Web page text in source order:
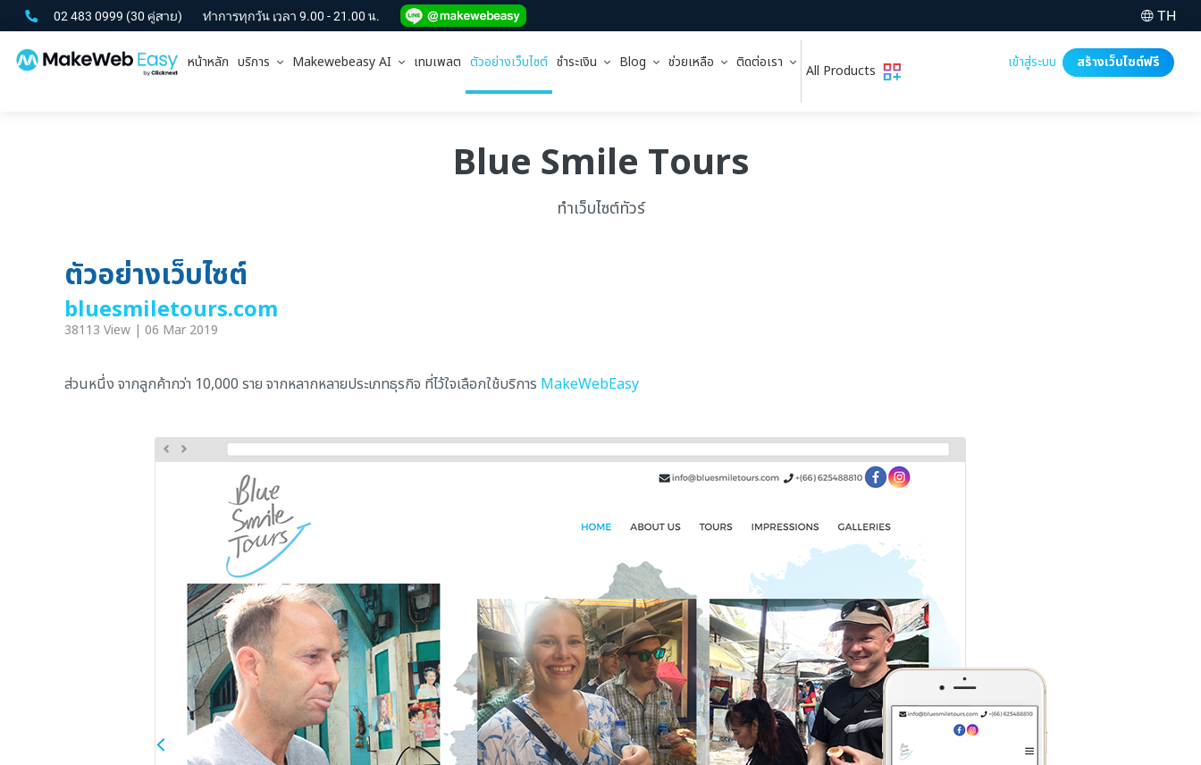
02 483 0999 (30 คู่สาย) ทำการทุกวัน เวลา 9.00 - 21.00 น. TH
หน้าหลัก บริการ Makewebeasy AI เทมเพลต ตัวอย่างเว็บไซต์ ชำระเงิน Blog ช่วยเหลือ ติดต่อเรา All Products เข้าสู่ระบบ สร้างเว็บไซต์ฟรี
Blue Smile Tours
ทำเว็บไซต์ทัวร์
ตัวอย่างเว็บไซต์
bluesmiletours.com
38113 View | 06 Mar 2019
ส่วนหนึ่ง จากลูกค้ากว่า 10,000 ราย จากหลากหลายประเภทธุรกิจ ที่ไว้ใจเลือกใช้บริการ MakeWebEasy